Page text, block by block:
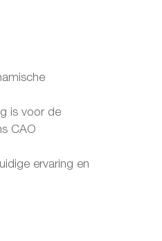
is voor de
CAO
ervaring en